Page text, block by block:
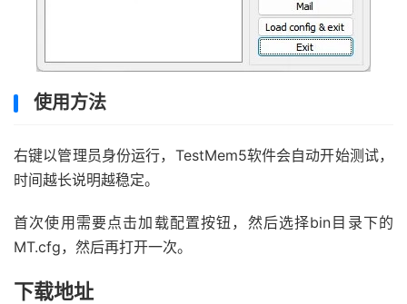
使用方法
右键以管理员身份运行，TestMem5软件会自动开始测试，
时间越长说明越稳定。
首次使用需要点击加载配置按钮，然后选择bin目录下的
MT.cfg，然后再打开一次。
下载地址